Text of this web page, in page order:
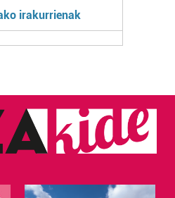
irakurrienak